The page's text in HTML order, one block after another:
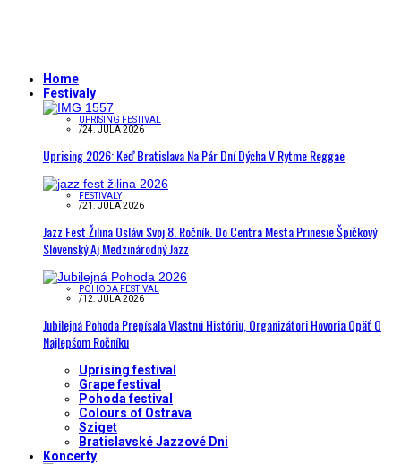
Home
Festivaly
UPRISING FESTIVAL
/24. JÚLA 2026
Uprising 2026: Keď Bratislava Na Pár Dní Dýcha V Rytme Reggae
FESTIVALY
/21. JÚLA 2026
Jazz Fest Žilina Oslávi Svoj 8. Ročník. Do Centra Mesta Prinesie Špičkový
Slovenský Aj Medzinárodný Jazz
POHODA FESTIVAL
/12. JÚLA 2026
Jubilejná Pohoda Prepísala Vlastnú Históriu, Organizátori Hovoria Opäť O
Najlepšom Ročníku
Uprising festival
Grape festival
Pohoda festival
Colours of Ostrava
Sziget
Bratislavské Jazzové Dni
Koncerty